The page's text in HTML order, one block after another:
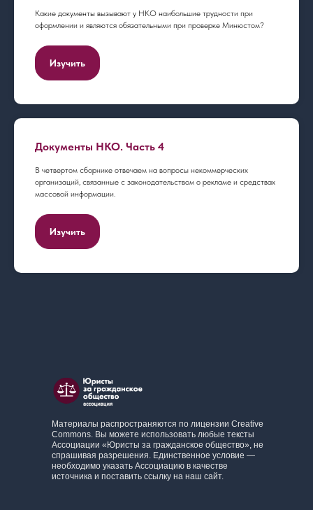
Какие документы вызывают у НКО наибольшие трудности при
оформлении и являются обязательными при проверке Минюстом?
Изучить
Документы НКО. Часть 4
В четвертом сборнике отвечаем на вопросы некоммерческих
организаций, связанные с законодательством о рекламе и средствах
массовой информации.
Изучить
Материалы распространяются по лицензии Creative
Commons. Вы можете использовать любые тексты
Ассоциации «Юристы за гражданское общество», не
спрашивая разрешения. Единственное условие —
необходимо указать Ассоциацию в качестве
источника и поставить ссылку на наш сайт.